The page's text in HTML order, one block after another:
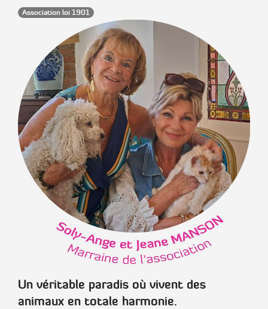
Association loi 1901
Un véritable paradis où vivent des
animaux en totale harmonie.